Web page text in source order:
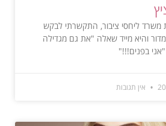
משרד ליחסי ציבור, התקשרתי לבקש
והיא מייד שאלה "את גם מגדילה
בפנים!!!"
אין תגובות